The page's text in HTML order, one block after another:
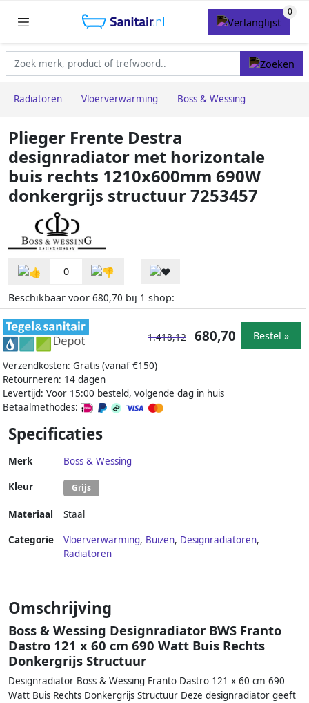
Radiatoren Vloerverwarming Boss & Wessing
Plieger Frente Destra
designradiator met horizontale
buis rechts 1210x600mm 690W
donkergrijs structuur 7253457
0
Beschikbaar voor 680,70 bij 1 shop:
Verzendkosten: Gratis (vanaf €150)
Retourneren: 14 dagen
Levertijd: Voor 15:00 besteld, volgende dag in huis
Betaalmethodes:
1.418,12 680,70 Bestel »
Specificaties
Merk Boss & Wessing
Kleur Grijs
Materiaal Staal
Categorie Vloerverwarming, Buizen, Designradiatoren,
Radiatoren
Omschrijving
Boss & Wessing Designradiator BWS Franto
Dastro 121 x 60 cm 690 Watt Buis Rechts
Donkergrijs Structuur
Designradiator Boss & Wessing Franto Dastro 121 x 60 cm 690
Watt Buis Rechts Donkergrijs Structuur Deze designradiator geeft